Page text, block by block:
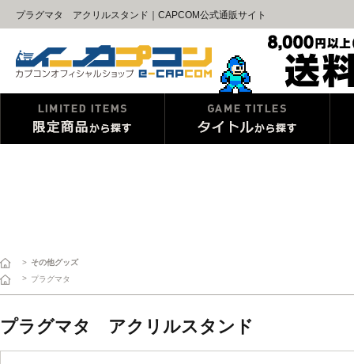
プラグマタ アクリルスタンド｜CAPCOM公式通販サイト
> その他グッズ
> プラグマタ
プラグマタ アクリルスタンド